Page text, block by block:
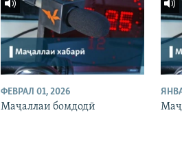
ФЕВРАЛ 01, 2026
Маҷаллаи бомдодӣ